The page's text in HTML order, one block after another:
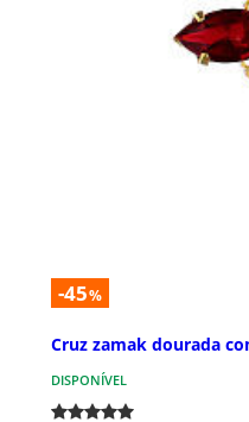
-45%
Cruz zamak dourada
DISPONÍVEL